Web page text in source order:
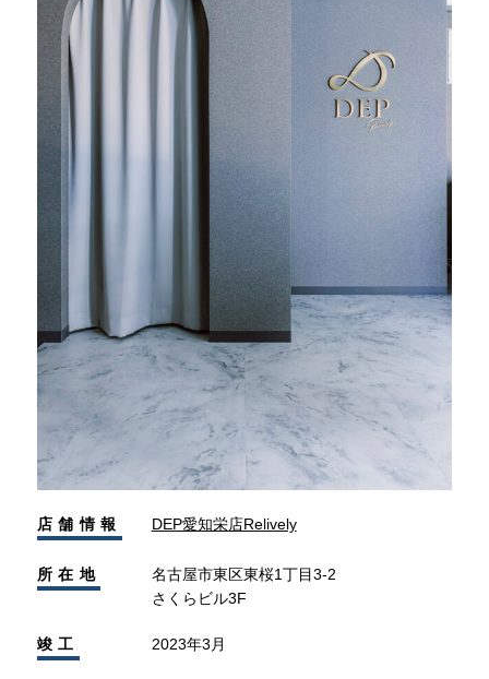
店舗情報 DEP愛知栄店Relively
所在地
名古屋市東区東桜1丁目3-2
さくらビル3F
竣工 2023年3月